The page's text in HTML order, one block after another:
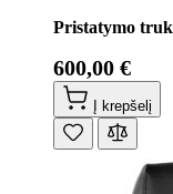
Pristatymo
600,00 €
Į krepšelį